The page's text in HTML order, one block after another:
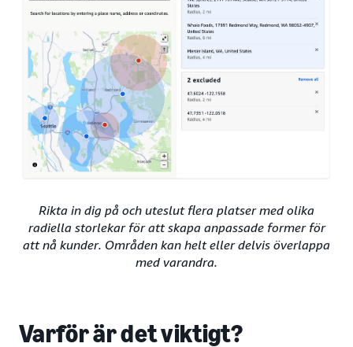
Rikta in dig på och uteslut flera platser med olika
radiella storlekar för att skapa anpassade former för
att nå kunder. Områden kan helt eller delvis överlappa
med varandra.
Varför är det viktigt?